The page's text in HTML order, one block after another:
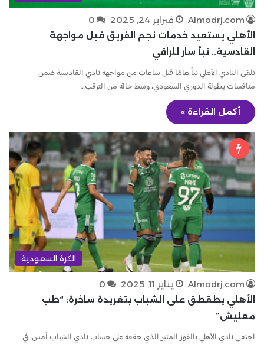
Almodrj.com فبراير 24, 2025
0
الأهلي يستعيد خدمات نجم الفريق قبل مواجهة
القادسية.. نبأ سار للراقي
تلقى النادي الأهلي نبأ هامًا قبل ساعات من مواجهة نادي القادسية ضمن
منافسات بطولة الدوري السعودي، وسط حالة من الترقب…
أكمل القراءة »
الكرة السعودية
Almodrj.com يناير 11, 2025
0
الأهلي يطقطق على الشباب بتغريدة ساخرة: “طب
معليش”
احتفى نادي الأهلي بالفوز المثير الذي حققه على حساب نادي الشباب أمس، في